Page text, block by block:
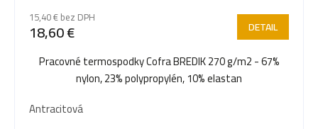
15,40 € bez DPH
18,60 € DETAIL
Pracovné termospodky Cofra BREDIK 270 g/m2 - 67%
nylon, 23% polypropylén, 10% elastan
Antracitová